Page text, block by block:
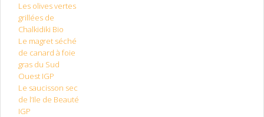
Les olives vertes
grillées de
Chalkidiki Bio
Le magret séché
de canard à foie
gras du Sud
Ouest IGP
Le saucisson sec
de l’Ile de Beauté
IGP